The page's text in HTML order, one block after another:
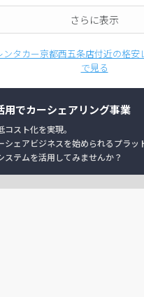
さらに表示
ンタカー京都西五条店付近の格
で見る
用でカーシェアリング事業
コスト化を実現。
シェアビジネスを始められるプラッ
ステムを活用してみませんか？